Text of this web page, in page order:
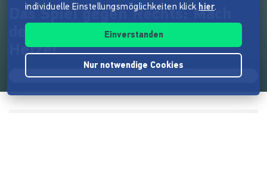
Das Spiel gegen Rechts: Mach
den Mund auf gegen rechte
Hetze!
individuelle Einstellungsmöglichkeiten klick hier.
Einverstanden
Nur notwendige Cookies